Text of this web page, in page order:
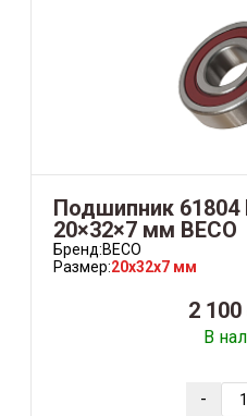
Подшипник 61804
20×32×7 мм BECO
Бренд:BECO
Размер:20x32x7 мм
2
В
-